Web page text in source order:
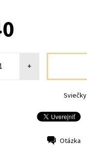
+
Sviečky
Otázka